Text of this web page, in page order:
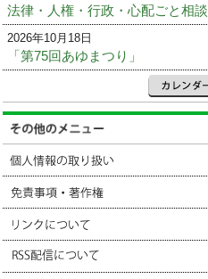
法律・人権・行政・心配ごと相談
2026年10月18日
「第75回あゆまつり」